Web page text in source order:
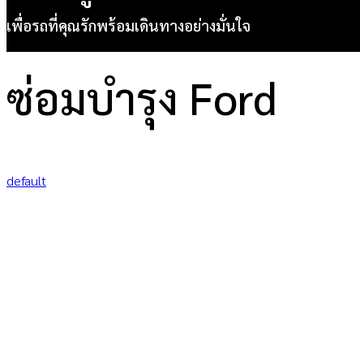
เพื่อรถที่คุณรักพร้อมเดินทางอย่างมั่นใจ
ซ่อมบำรุง Ford
default